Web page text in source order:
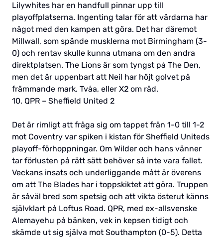
Lilywhites har en handfull pinnar upp till
playoffplatserna. Ingenting talar för att värdarna har
något med den kampen att göra. Det har däremot
Millwall, som spände musklerna mot Birmingham (3-
0) och rentav skulle kunna utmana om den andra
direktplatsen. The Lions är som tyngst på The Den,
men det är uppenbart att Neil har höjt golvet på
främmande mark. Tvåa, eller X2 om råd.
10, QPR – Sheffield United 2
Det är rimligt att fråga sig om tappet från 1-0 till 1-2
mot Coventry var spiken i kistan för Sheffield Uniteds
playoff-förhoppningar. Om Wilder och hans vänner
tar förlusten på rätt sätt behöver så inte vara fallet.
Veckans insats och underliggande mått är överens
om att The Blades har i toppskiktet att göra. Truppen
är såväl bred som spetsig och att vikta österut känns
självklart på Loftus Road. QPR, med ex-allsvenske
Alemayehu på bänken, vek in kepsen tidigt och
skämde ut sig själva mot Southampton (0-5). Detta